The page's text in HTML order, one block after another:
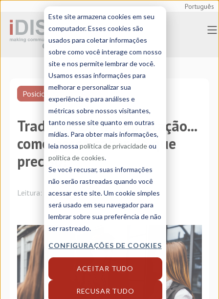
Este site armazena cookies em seu
computador. Esses cookies são
usados para coletar informações
sobre como você interage com nosso
site e nos permite lembrar de você.
Usamos essas informações para
melhorar e personalizar sua
experiência e para análises e
métricas sobre nossos visitantes,
tanto nesse site quanto em outras
mídias. Para obter mais informações,
leia nossa política de privacidadeou
política de cookies.
Se você recusar, suas informações
não serão rastreadas quando você
acessar este site. Um cookie simples
será usado em seu navegador para
lembrar sobre sua preferência de não
ser rastreado.
CONFIGURAÇÕES DE COOKIES
ACEITAR TUDO
RECUSAR TUDO
Português
Posicionamiento de SEO
Tradução ou interpretação...
como posso saber do que
preciso?
Leitura: 5 minutos